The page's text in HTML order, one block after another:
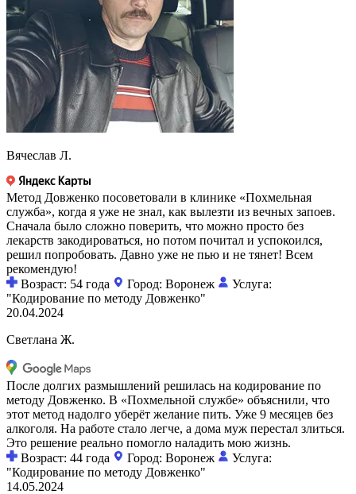
Вячеслав Л.
Метод Довженко посоветовали в клинике «Похмельная
служба», когда я уже не знал, как вылезти из вечных запоев.
Сначала было сложно поверить, что можно просто без
лекарств закодироваться, но потом почитал и успокоился,
решил попробовать. Давно уже не пью и не тянет! Всем
рекомендую!
Возраст: 54 года
Город: Воронеж
Услуга:
"Кодирование по методу Довженко"
20.04.2024
Светлана Ж.
После долгих размышлений решилась на кодирование по
методу Довженко. В «Похмельной службе» объяснили, что
этот метод надолго уберёт желание пить. Уже 9 месяцев без
алкоголя. На работе стало легче, а дома муж перестал злиться.
Это решение реально помогло наладить мою жизнь.
Возраст: 44 года
Город: Воронеж
Услуга:
"Кодирование по методу Довженко"
14.05.2024